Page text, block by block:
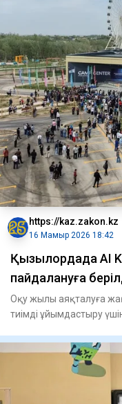
https://kaz.zakon.kz
16 Мамыр 2026 18:42
Қызылордада AI
пайдалануға
Оқу жылы аяқталуға
тиімді ұйымдастыру